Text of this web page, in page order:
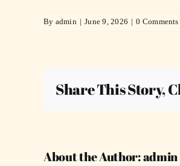
By admin | June 9, 2026 | 0 Comments
Share This Story,
About the Author:admin